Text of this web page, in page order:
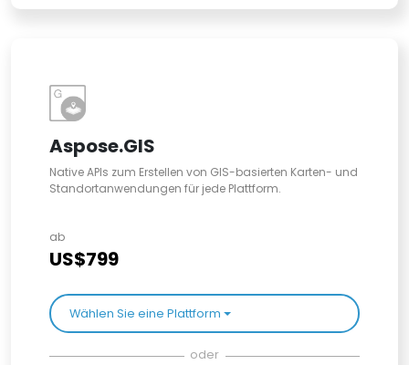
Aspose.GIS
Native APIs zum Erstellen von GIS-basierten Karten- und
Standortanwendungen für jede Plattform.
ab
US$799
Wählen Sie eine Plattform
oder